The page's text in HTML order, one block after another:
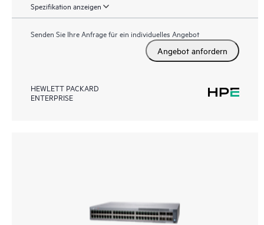
Spezifikation anzeigen
Senden Sie Ihre Anfrage für ein individuelles Angebot
Angebot anfordern
HEWLETT PACKARD
ENTERPRISE